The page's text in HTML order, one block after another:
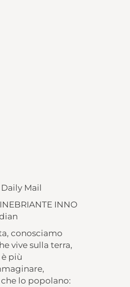
Daily Mail
INNO
conosciamo
vive sulla terra,
più
lo popolano: